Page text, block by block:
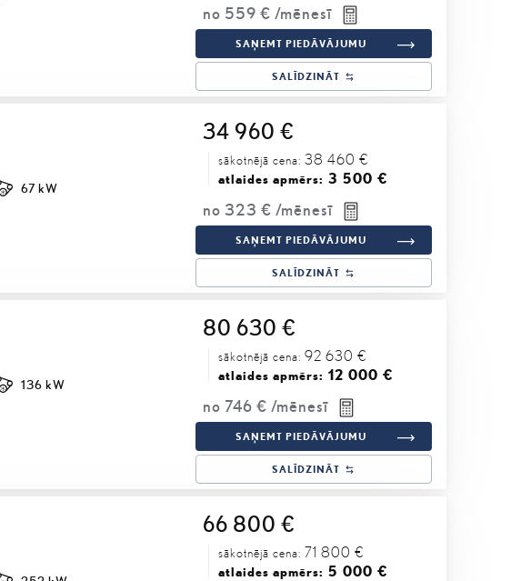
no 559 € /mēnesī
SAŅEMT PIEDĀVĀJUMU
SALĪDZINĀT
34 960 €
sākotnējā cena: 38 460 €
atlaides apmērs: 3 500 €
no 323 € /mēnesī
67 kW
SAŅEMT PIEDĀVĀJUMU
SALĪDZINĀT
80 630 €
sākotnējā cena: 92 630 €
atlaides apmērs: 12 000 €
no 746 € /mēnesī
136 kW
SAŅEMT PIEDĀVĀJUMU
SALĪDZINĀT
66 800 €
sākotnējā cena: 71 800 €
atlaides apmērs: 5 000 €